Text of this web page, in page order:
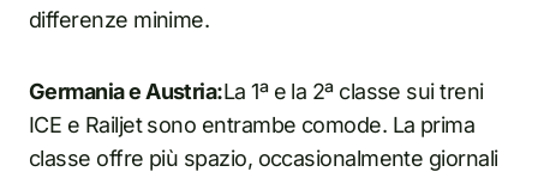
differenze minime.
Germania e Austria:La 1ª e la 2ª classe sui treni
ICE e Railjet sono entrambe comode. La prima
classe offre più spazio, occasionalmente giornali